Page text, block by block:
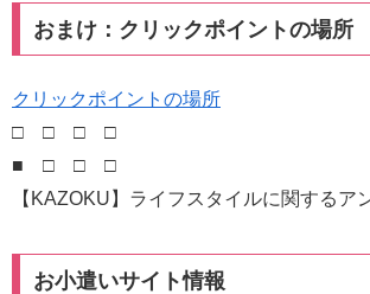
おまけ：クリックポイントの場所
クリックポイントの場所
□ □ □ □
■ □ □ □
【KAZOKU】ライフスタイルに関するア
お小遣いサイト情報